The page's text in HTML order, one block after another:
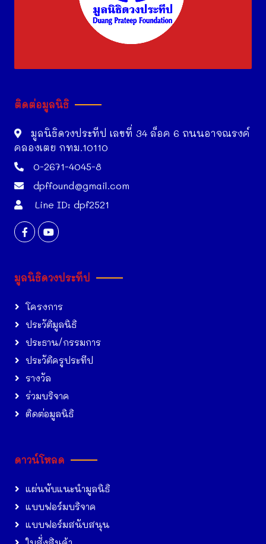
ติดต่อมูลนิธิ
มูลนิธิดวงประทีป เลขที่ 34 ล็อค 6 ถนนอาจณรงค์
คลองเตย กทม.10110
0-2671-4045-8
dpffound@gmail.com
Line ID: dpf2521
มูลนิธิดวงประทีป
โครงการ
ประวัติมูลนิธิ
ประธาน/กรรมการ
ประวัติครูประทีป
รางวัล
ร่วมบริจาค
ติดต่อมูลนิธิ
ดาวน์โหลด
แผ่นพับแนะนำมูลนิธิ
แบบฟอร์มบริจาค
แบบฟอร์มสนับสนุน